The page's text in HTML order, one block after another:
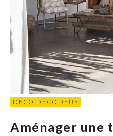
DÉCO DÉCODEUR
Aménager une